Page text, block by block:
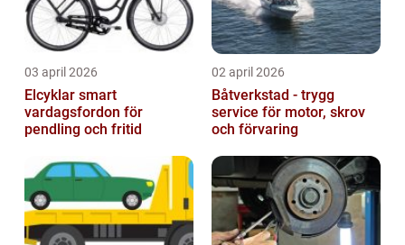
03 april 2026
Elcyklar smart
vardagsfordon för
pendling och fritid
02 april 2026
Båtverkstad - trygg
service för motor, skrov
och förvaring